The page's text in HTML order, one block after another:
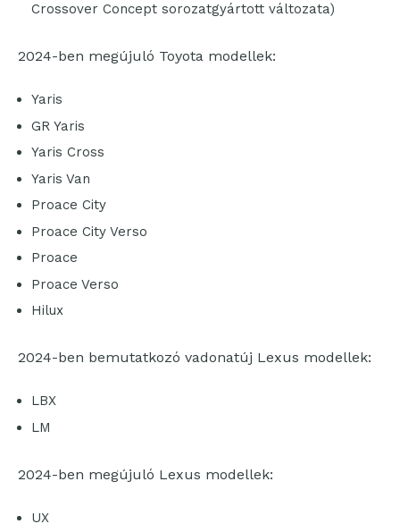
Crossover Concept sorozatgyártott változata)
2024-ben megújuló Toyota modellek:
Yaris
GR Yaris
Yaris Cross
Yaris Van
Proace City
Proace City Verso
Proace
Proace Verso
Hilux
2024-ben bemutatkozó vadonatúj Lexus modellek:
LBX
LM
2024-ben megújuló Lexus modellek:
UX